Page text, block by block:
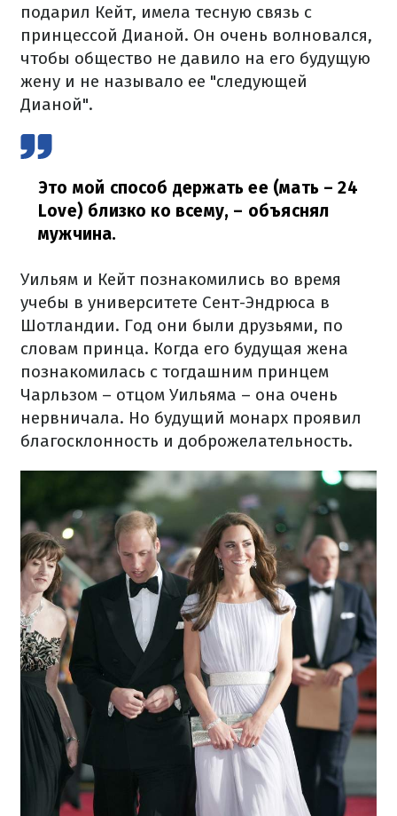
подарил Кейт, имела тесную связь с
принцессой Дианой. Он очень волновался,
чтобы общество не давило на его будущую
жену и не называло ее "следующей
Дианой".
Это мой способ держать ее (мать – 24
Love) близко ко всему, – объяснял
мужчина.
Уильям и Кейт познакомились во время
учебы в университете Сент-Эндрюса в
Шотландии. Год они были друзьями, по
словам принца. Когда его будущая жена
познакомилась с тогдашним принцем
Чарльзом – отцом Уильяма – она очень
нервничала. Но будущий монарх проявил
благосклонность и доброжелательность.